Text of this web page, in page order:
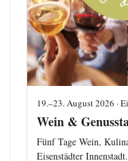
19.–23. August 2026 ·
Wein &
Fünf Tage Wein,
Eisenstädter